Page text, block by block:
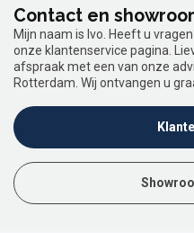
Contact en
Mijn naam is Ivo. Heeft u
onze klantenservice pagina.
afspraak met een van onze
Rotterdam. Wij ontvangen u